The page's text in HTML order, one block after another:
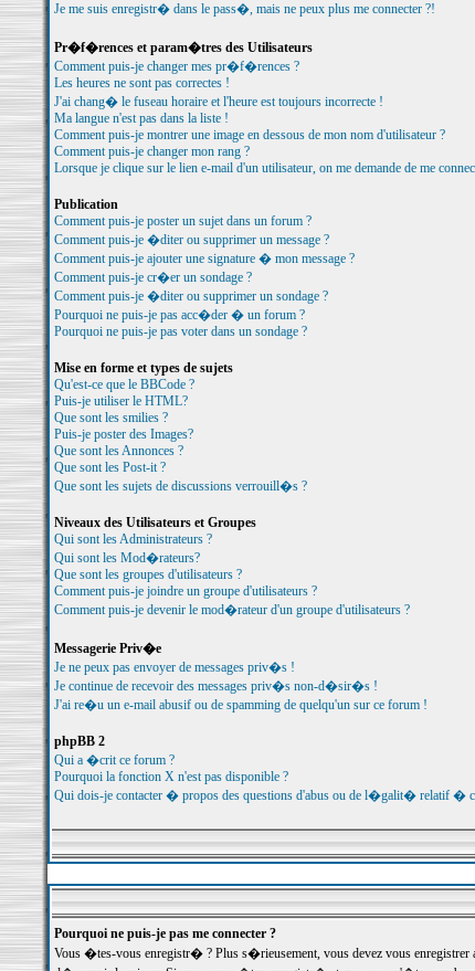
Je me suis enregistr� dans le pass�, mais ne peux plus me connecter ?!
Pr�f�rences et param�tres des Utilisateurs
Comment puis-je changer mes pr�f�rences ?
Les heures ne sont pas correctes !
J'ai chang� le fuseau horaire et l'heure est toujours incorrecte !
Ma langue n'est pas dans la liste !
Comment puis-je montrer une image en dessous de mon nom d'utilisateur ?
Comment puis-je changer mon rang ?
Lorsque je clique sur le lien e-mail d'un utilisateur, on me demande de me
Publication
Comment puis-je poster un sujet dans un forum ?
Comment puis-je �diter ou supprimer un message ?
Comment puis-je ajouter une signature � mon message ?
Comment puis-je cr�er un sondage ?
Comment puis-je �diter ou supprimer un sondage ?
Pourquoi ne puis-je pas acc�der � un forum ?
Pourquoi ne puis-je pas voter dans un sondage ?
Mise en forme et types de sujets
Qu'est-ce que le BBCode ?
Puis-je utiliser le HTML?
Que sont les smilies ?
Puis-je poster des Images?
Que sont les Annonces ?
Que sont les Post-it ?
Que sont les sujets de discussions verrouill�s ?
Niveaux des Utilisateurs et Groupes
Qui sont les Administrateurs ?
Qui sont les Mod�rateurs?
Que sont les groupes d'utilisateurs ?
Comment puis-je joindre un groupe d'utilisateurs ?
Comment puis-je devenir le mod�rateur d'un groupe d'utilisateurs ?
Messagerie Priv�e
Je ne peux pas envoyer de messages priv�s !
Je continue de recevoir des messages priv�s non-d�sir�s !
J'ai re�u un e-mail abusif ou de spamming de quelqu'un sur ce forum !
phpBB 2
Qui a �crit ce forum ?
Pourquoi la fonction X n'est pas disponible ?
Qui dois-je contacter � propos des questions d'abus ou de l�galit� relatif �
Pourquoi ne puis-je pas me connecter ?
Vous �tes-vous enregistr� ? Plus s�rieusement, vous devez vous